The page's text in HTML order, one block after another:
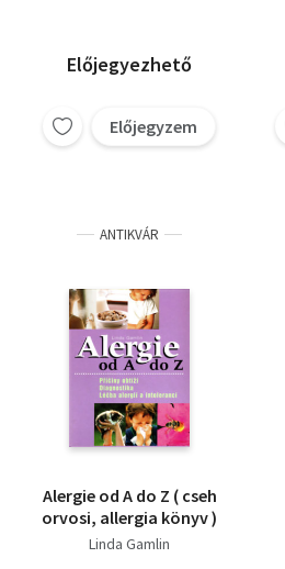
Előjegyezhető
Előjegyzem
ANTIKVÁR
Alergie od A do Z ( cseh
orvosi, allergia könyv )
Linda Gamlin